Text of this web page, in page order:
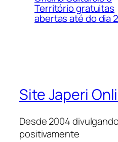
Território gratuitas
abertas até do dia
Site Japeri
Desde 2004
positivamente